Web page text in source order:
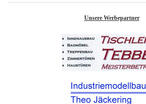
Unsere Werbepartner